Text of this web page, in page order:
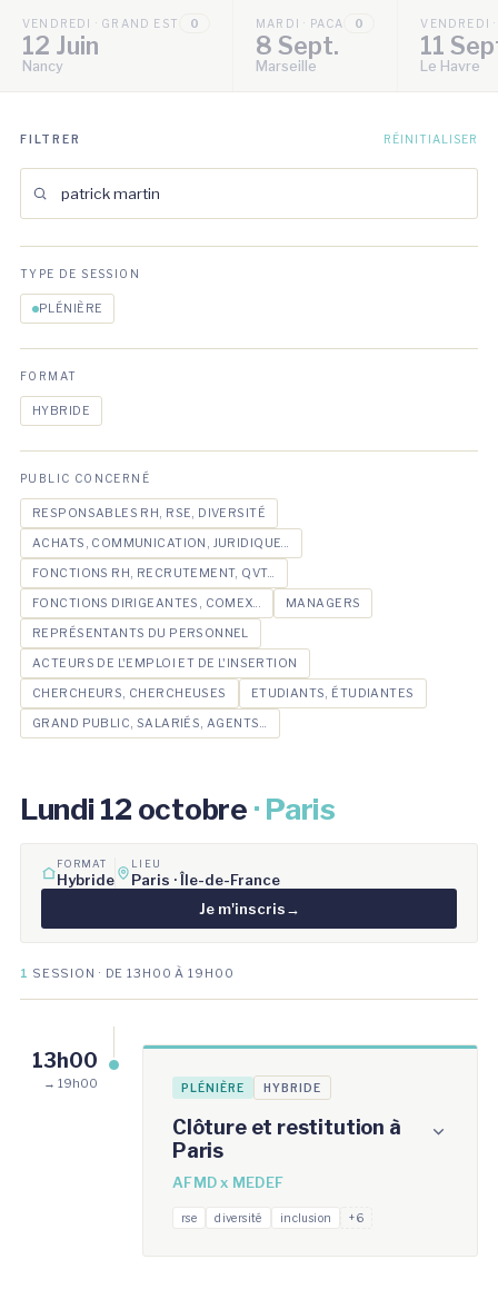
VENDREDI · GRAND EST 0
12 Juin
Nancy
MARDI · PACA 0
8 Sept.
Marseille
VENDREDI
11
Le Havre
FILTRER RÉINITIALISER
TYPE DE SESSION
PLÉNIÈRE
FORMAT
HYBRIDE
PUBLIC CONCERNÉ
RESPONSABLES RH, RSE, DIVERSITÉ
ACHATS, COMMUNICATION, JURIDIQUE...
FONCTIONS RH, RECRUTEMENT, QVT...
FONCTIONS DIRIGEANTES, COMEX... MANAGERS
REPRÉSENTANTS DU PERSONNEL
ACTEURS DE L'EMPLOI ET DE L'INSERTION
CHERCHEURS, CHERCHEUSES ETUDIANTS, ÉTUDIANTES
GRAND PUBLIC, SALARIÉS, AGENTS...
Lundi 12 octobre · Paris
FORMAT
Hybride
LIEU
Paris · Île-de-France
Je m'inscris→
1 SESSION · DE 13H00 À 19H00
13h00
→ 19h00 PLÉNIÈRE HYBRIDE
Clôture et restitution à
Paris
AFMD x MEDEF
rse diversité inclusion +6